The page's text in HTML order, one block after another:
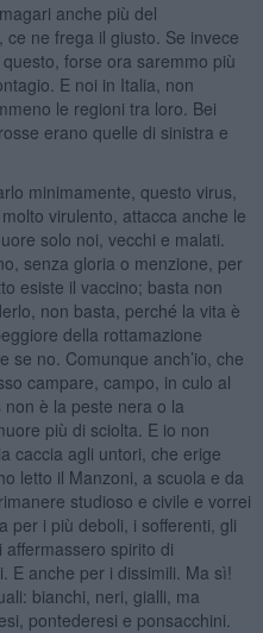
anche più del
ne frega il giusto. Se invece
forse ora saremmo più
E noi in Italia, non
le regioni tra loro. Bei
erano quelle di sinistra e
minimamente, questo virus,
virulento, attacca anche le
solo noi, vecchi e malati.
senza gloria o menzione, per
esiste il vaccino; basta non
non basta, perché la vita è
della rottamazione
se no. Comunque anch’io, che
campare, campo, in culo al
è la peste nera o la
più di sciolta. E io non
caccia agli untori, che erige
letto il Manzoni, a scuola e da
studioso e civile e vorrei
per i più deboli, i sofferenti, gli
spirito di
E anche per i dissimili. Ma sì!
bianchi, neri, gialli, ma
pontederesi e ponsacchini.